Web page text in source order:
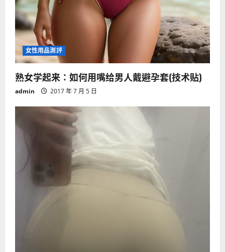
女性用品測評
熟女学起来：如何用嘴给男人戴避孕套(技术贴)
admin 2017 年 7 月 5 日